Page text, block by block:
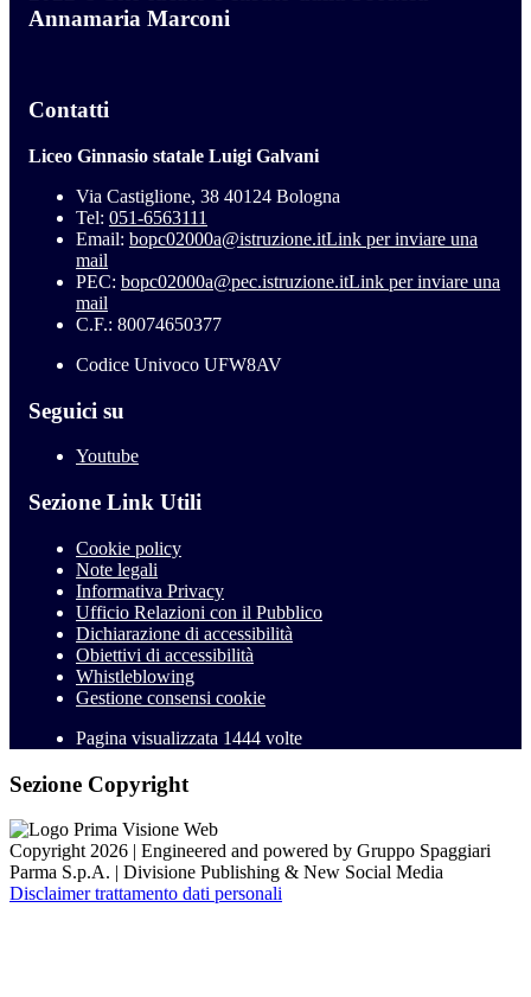
Annamaria Marconi
Contatti
Liceo Ginnasio statale Luigi Galvani
Via Castiglione, 38 40124 Bologna
Tel: 051-6563111
Email: bopc02000a@istruzione.itLink per inviare una
mail
PEC: bopc02000a@pec.istruzione.itLink per inviare una
mail
C.F.: 80074650377
Codice Univoco UFW8AV
Seguici su
Youtube
Sezione Link Utili
Cookie policy
Note legali
Informativa Privacy
Ufficio Relazioni con il Pubblico
Dichiarazione di accessibilità
Obiettivi di accessibilità
Whistleblowing
Gestione consensi cookie
Pagina visualizzata 1444 volte
Sezione Copyright
Copyright 2026 | Engineered and powered by Gruppo Spaggiari
Parma S.p.A. | Divisione Publishing & New Social Media
Disclaimer trattamento dati personali